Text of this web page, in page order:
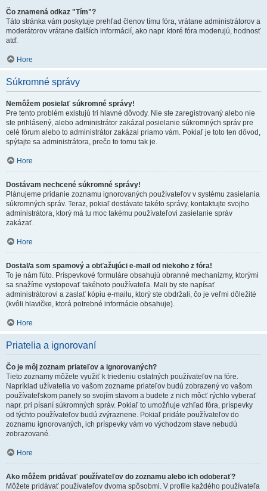
Čo znamená odkaz "Tím"?
Táto stránka vám poskytuje prehľad členov tímu fóra, vrátane administrátorov a
moderátorov vrátane ďalších informácií, ako napr. ktoré fóra moderujú, hodnosť
atď.
Hore
Súkromné správy
Nemôžem posielať súkromné správy!
Pre tento problém existujú tri hlavné dôvody. Nie ste zaregistrovaný alebo nie
ste prihlásený, alebo administrátor zakázal posielanie súkromných správ pre
celé fórum alebo to administrátor zakázal priamo vám. Pokiaľ je toto ten dôvod,
spýtajte sa administrátora, prečo to tomu tak je.
Hore
Dostávam nechcené súkromné správy!
Plánujeme pridanie zoznamu ignorovaných používateľov v systému zasielania
súkromných správ. Teraz, pokiaľ dostávate takéto správy, kontaktujte svojho
administrátora, ktorý má tu moc takému používateľovi zasielanie správ
zakázať.
Hore
Dostal/a som spamový a obťažujúci e-mail od niekoho z fóra!
To je nám ľúto. Príspevkové formuláre obsahujú obranné mechanizmy, ktorými
sa snažíme vystopovať takéhoto používateľa. Mali by ste napísať
administrátorovi a zaslať kópiu e-mailu, ktorý ste obdržali, čo je veľmi dôležité
(kvôli hlavičke, ktorá potrebné informácie obsahuje).
Hore
Priatelia a ignorovaní
Čo je môj zoznam priateľov a ignorovaných?
Tieto zoznamy môžete využiť k triedeniu ostatných používateľov na fóre.
Napríklad užívatelia vo vašom zozname priateľov budú zobrazený vo vašom
používateľskom panely so svojím stavom a budete z nich môcť rýchlo vyberať
napr. pri písaní súkromných správ. Pokiaľ to umožňuje vzhľad fóra, príspevky
od týchto používateľov budú zvýraznene. Pokiaľ pridáte používateľov do
zoznamu ignorovaných, ich príspevky vám vo východzom stave nebudú
zobrazované.
Hore
Ako môžem pridávať používateľov do zoznamu alebo ich odoberať?
Môžete pridávať používateľov dvoma spôsobmi. V profile každého používateľa